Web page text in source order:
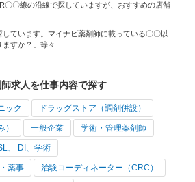
〇〇線の沿線で探していますが、おすすめの店舗
しています。マイナビ薬剤師に載っている〇〇以
すか？」等々
求人を仕事内容で探す
ック ドラッグストア（調剤併設）
一般企業 学術・管理薬剤師
、 DI、学術
薬事 治験コーディネーター（CRC）